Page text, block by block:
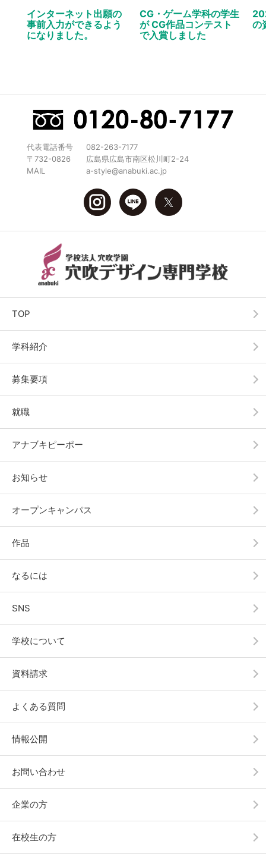
インターネット出願の
事前入力ができるよう
になりました。
CG・ゲーム学科の学生
が CG作品コンテスト
で入賞しました
の
代表電話番号
082-263-7177
〒732-0826
広島県広島市南区松川町2-24
MAIL
a-style@anabuki.ac.jp
TOP
学科紹介
募集要項
就職
アナブキピーポー
お知らせ
オープンキャンパス
作品
なるには
SNS
学校について
資料請求
よくある質問
情報公開
お問い合わせ
企業の方
在校生の方